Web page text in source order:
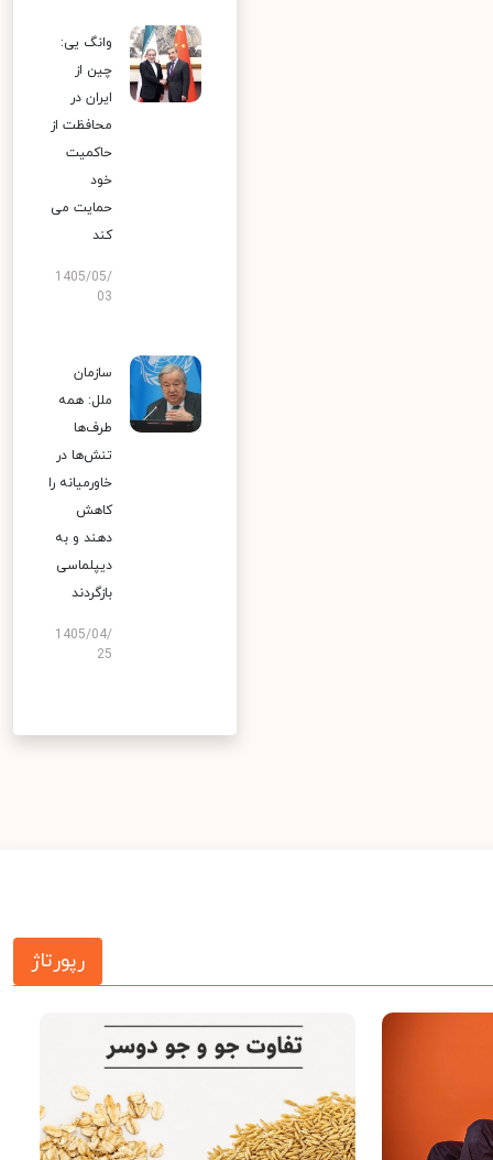
وانگ یی:
چین از
ایران در
محافظت از
حاکمیت
خود
حمایت می
کند
1405/05/
03
سازمان
ملل: همه
طرف‌ها
تنش‌ها در
خاورمیانه را
کاهش
دهند و به
دیپلماسی
بازگردند
1405/04/
25
رپورتاژ